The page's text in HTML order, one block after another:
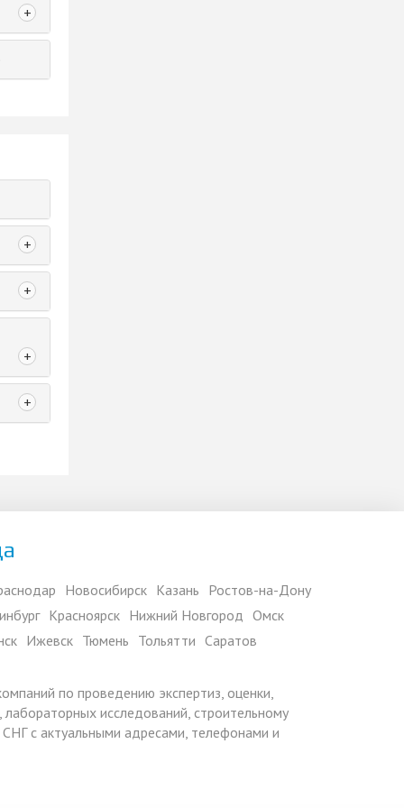
+
+
+
+
+
Новосибирск Казань Ростов-на-Дону
Красноярск Нижний Новгород Омск
Ижевск Тюмень Тольятти Саратов
по проведению экспертиз, оценки,
исследований, строительному
с актуальными адресами, телефонами и